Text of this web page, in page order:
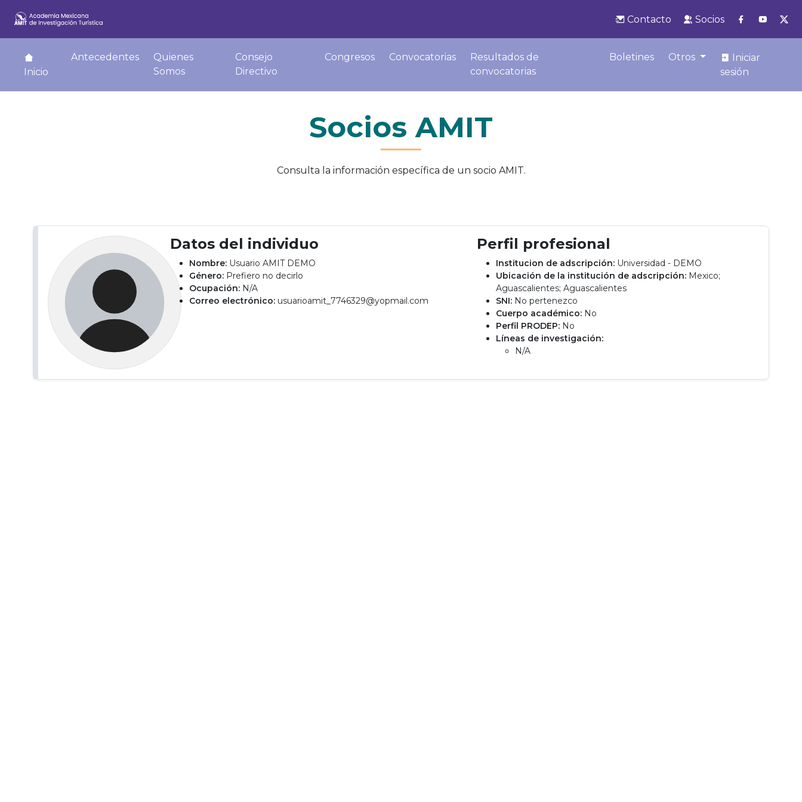
Contacto Socios
Inicio
Antecedentes
Quienes
Somos
Consejo
Directivo
Congresos Convocatorias
Resultados de
convocatorias
Boletines Otros
Iniciar
sesión
Socios AMIT
Consulta la información específica de un socio AMIT.
Datos del individuo
Nombre: Usuario AMIT DEMO
Género: Prefiero no decirlo
Ocupación: N/A
Correo electrónico: usuarioamit_7746329@yopmail.com
Perfil profesional
Institucion de adscripción:Universidad - DEMO
Ubicación de la institución de adscripción:Mexico;
Aguascalientes; Aguascalientes
SNI:No pertenezco
Cuerpo académico:No
Perfil PRODEP:No
Líneas de investigación:
N/A